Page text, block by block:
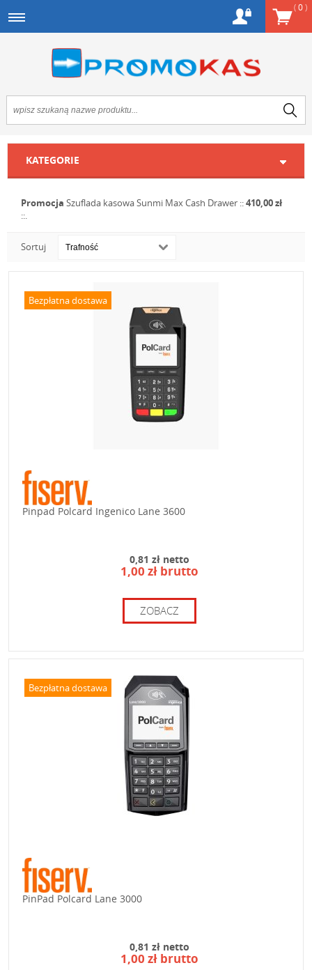
(0)
KATEGORIE
Promocja Szuflada kasowa Sunmi Max Cash Drawer ::410,00 zł
::.
Sortuj
Bezpłatna dostawa
Pinpad Polcard Ingenico Lane 3600
0,81 zł netto
1,00 zł brutto
ZOBACZ
Bezpłatna dostawa
PinPad Polcard Lane 3000
0,81 zł netto
1,00 zł brutto